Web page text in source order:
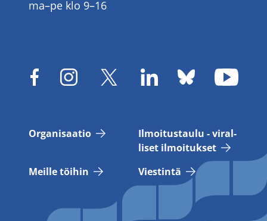
ma–pe klo 9–16
Or­ga­ni­saa­tio
Il­moi­tus­tau­lu - vi­ral­
li­set il­moi­tuk­set
Meil­le töi­hin
Vies­tin­tä